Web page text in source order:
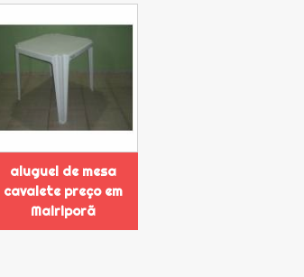
aluguel de mesa
cavalete preço em
Mairiporã